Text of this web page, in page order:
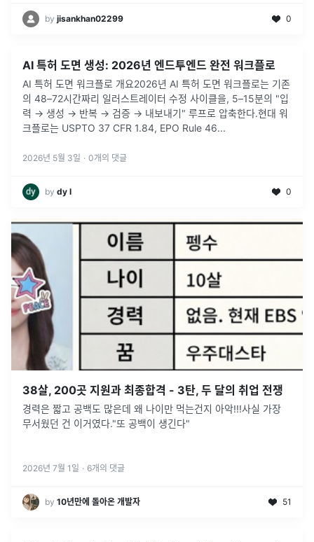
by jisankhan02299 0
AI 특허 도면 생성: 2026년 엔드투엔드 완전 워크플로
AI 특허 도면 워크플로 개요2026년 AI 특허 도면 워크플로는 기존
의 48–72시간짜리 일러스트레이터 수정 사이클을, 5–15분의 "입
력 → 생성 → 반복 → 검증 → 내보내기" 루프로 압축한다.현대 워
크플로는 USPTO 37 CFR 1.84, EPO Rule 46...
2026년 5월 3일 · 0개의 댓글
by dy l 0
38살, 200곳 지원과 최종합격 - 3탄, 두 달의 취업 전쟁
경력은 짧고 공백도 많은데 왜 나이만 먹는건지 아악!!!사실 가장
무서웠던 건 이거였다."또 공백이 생긴다"
2026년 7월 1일 · 6개의 댓글
by 10년만에 돌아온 개발자 51